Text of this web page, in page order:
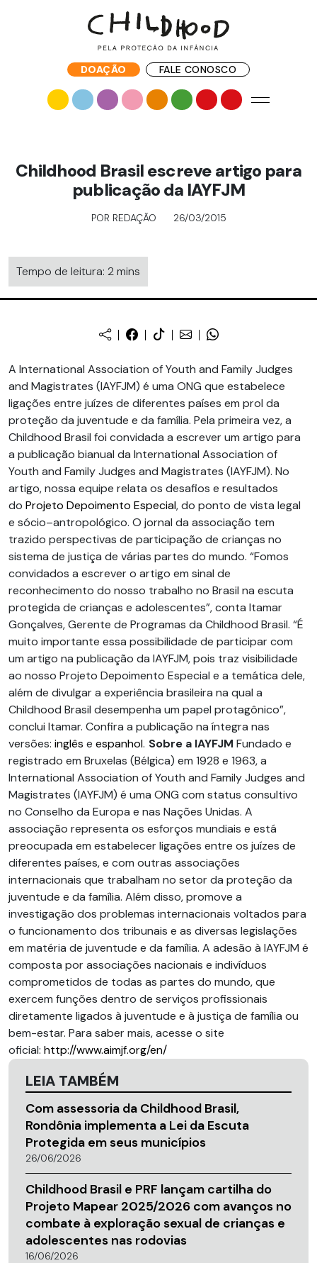
DOAÇÃO FALE CONOSCO
Childhood Brasil escreve artigo para
publicação da IAYFJM
POR REDAÇÃO 26/03/2015
Tempo de leitura: 2 mins
A International Association of Youth and Family Judges
and Magistrates (IAYFJM) é uma ONG que estabelece
ligações entre juízes de diferentes países em prol da
proteção da juventude e da família. Pela primeira vez, a
Childhood Brasil foi convidada a escrever um artigo para
a publicação bianual da International Association of
Youth and Family Judges and Magistrates (IAYFJM). No
artigo, nossa equipe relata os desafios e resultados
do Projeto Depoimento Especial, do ponto de vista legal
e sócio–antropológico. O jornal da associação tem
trazido perspectivas de participação de crianças no
sistema de justiça de várias partes do mundo. “Fomos
convidados a escrever o artigo em sinal de
reconhecimento do nosso trabalho no Brasil na escuta
protegida de crianças e adolescentes”, conta Itamar
Gonçalves, Gerente de Programas da Childhood Brasil. “É
muito importante essa possibilidade de participar com
um artigo na publicação da IAYFJM, pois traz visibilidade
ao nosso Projeto Depoimento Especial e a temática dele,
além de divulgar a experiência brasileira na qual a
Childhood Brasil desempenha um papel protagônico”,
conclui Itamar. Confira a publicação na íntegra nas
versões: inglês e espanhol. Sobre a IAYFJM Fundado e
registrado em Bruxelas (Bélgica) em 1928 e 1963, a
International Association of Youth and Family Judges and
Magistrates (IAYFJM) é uma ONG com status consultivo
no Conselho da Europa e nas Nações Unidas. A
associação representa os esforços mundiais e está
preocupada em estabelecer ligações entre os juízes de
diferentes países, e com outras associações
internacionais que trabalham no setor da proteção da
juventude e da família. Além disso, promove a
investigação dos problemas internacionais voltados para
o funcionamento dos tribunais e as diversas legislações
em matéria de juventude e da família. A adesão à IAYFJM é
composta por associações nacionais e indivíduos
comprometidos de todas as partes do mundo, que
exercem funções dentro de serviços profissionais
diretamente ligados à juventude e à justiça de família ou
bem-estar. Para saber mais, acesse o site
oficial: http://www.aimjf.org/en/
LEIA TAMBÉM
Com assessoria da Childhood Brasil,
Rondônia implementa a Lei da Escuta
Protegida em seus municípios
26/06/2026
Childhood Brasil e PRF lançam cartilha do
Projeto Mapear 2025/2026 com avanços no
combate à exploração sexual de crianças e
adolescentes nas rodovias
16/06/2026